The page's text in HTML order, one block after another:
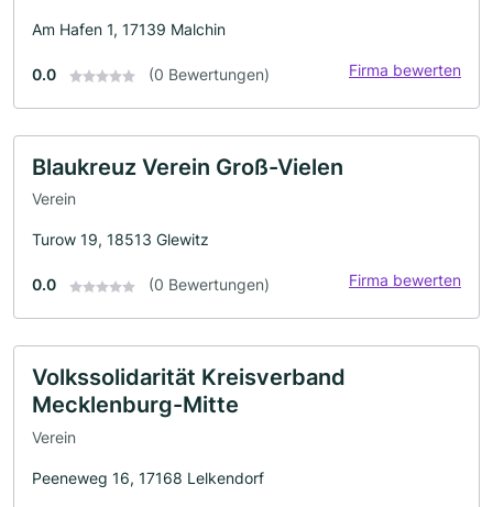
Am Hafen 1, 17139 Malchin
0.0 (0 Bewertungen) Firma bewerten
Blaukreuz Verein Groß-Vielen
Verein
Turow 19, 18513 Glewitz
0.0 (0 Bewertungen) Firma bewerten
Volkssolidarität Kreisverband
Mecklenburg-Mitte
Verein
Peeneweg 16, 17168 Lelkendorf